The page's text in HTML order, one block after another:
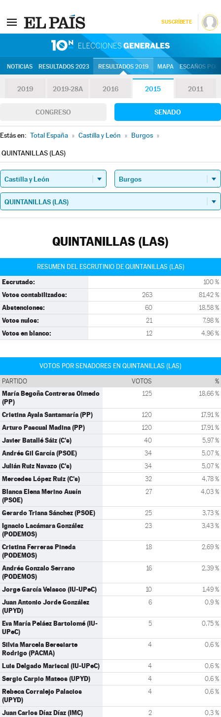
SUSCRÍBETE
NOTICIAS RESULTADOS 2023 RESULTADOS 2019 MAPA ESCAÑOS
2019 2019-28A 2016 2015 2011
CONGRESO SENADO
Estás en: Total España » Castilla y León » Burgos »
QUINTANILLAS (LAS)
QUINTANILLAS (LAS)
RESUMEN DEL ESCRUTINIO DE QUINTANILLAS (LAS)
Escrutado: 100 %
Votos contabilizados: 263 81,42 %
Abstenciones: 60 18,58 %
Votos nulos: 21 7,98 %
Votos en blanco: 12 4,96 %
VOTOS POR SENADORES EN QUINTANILLAS (LAS)
PARTIDO VOTOS %
María Begoña Contreras Olmedo
(PP)
125 18,66 %
Cristina Ayala Santamaría (PP) 120 17,91 %
Arturo Pascual Madina (PP) 120 17,91 %
Javier Batallé Sáiz (C's) 40 5,97 %
Andrés Gil García (PSOE) 34 5,07 %
Julián Ruiz Navazo (C's) 34 5,07 %
Mercedes López Ruiz (C's) 32 4,78 %
Blanca Elena Merino Ausín
(PSOE)
27 4,03 %
Gerardo Triana Sánchez (PSOE) 25 3,73 %
Ignacio Lacámara González
(PODEMOS)
23 3,43 %
Cristina Ferreras Pineda
(PODEMOS)
18 2,69 %
Andrés Gonzalo Serrano
(PODEMOS)
16 2,39 %
Jorge García Velasco (IU-UPeC) 10 1,49 %
Juan Antonio Jorde González
(UPYD)
6 0,9 %
Eva María Peláez Bartolomé (IU-
UPeC)
5 0,75 %
Silvia Marcela Beresiarte
Rodrigo (PACMA)
4 0,6 %
Luis Delgado Mariscal (IU-UPeC) 4 0,6 %
Sergio Carpio Mateos (UPYD) 4 0,6 %
Rebeca Corralejo Palacios
(UPYD)
4 0,6 %
Juan Carlos Díaz Díaz (IMC) 2 0,3 %